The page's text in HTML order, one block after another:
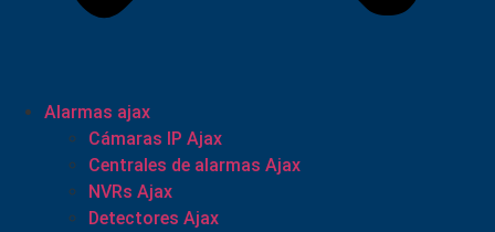
Alarmas ajax
Cámaras IP Ajax
Centrales de alarmas Ajax
NVRs Ajax
Detectores Ajax